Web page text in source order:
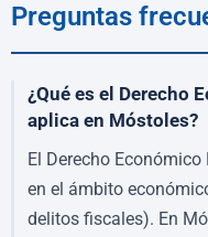
Preguntas
¿Qué es el Derecho
aplica en Móstoles?
El Derecho
en el ámbito
delitos fiscales). En